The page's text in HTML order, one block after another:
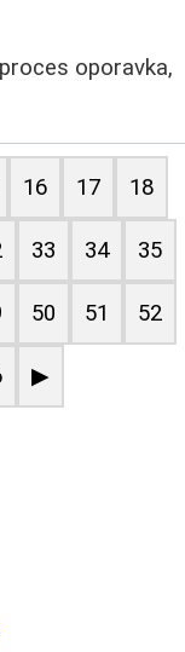
oporavka,
16 17 18
33 34 35
50 51 52
▶